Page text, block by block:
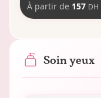
À partir de 157 DH
Soin yeux